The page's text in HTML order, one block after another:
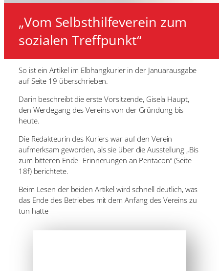
„Vom Selbsthilfeverein zum
sozialen Treffpunkt“
So ist ein Artikel im Elbhangkurier in der Januarausgabe
auf Seite 19 überschrieben.
Darin beschreibt die erste Vorsitzende, Gisela Haupt,
den Werdegang des Vereins von der Gründung bis
heute.
Die Redakteurin des Kuriers war auf den Verein
aufmerksam geworden, als sie über die Ausstellung „Bis
zum bitteren Ende- Erinnerungen an Pentacon“ (Seite
18f) berichtete.
Beim Lesen der beiden Artikel wird schnell deutlich, was
das Ende des Betriebes mit dem Anfang des Vereins zu
tun hatte